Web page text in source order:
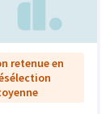
retenue en